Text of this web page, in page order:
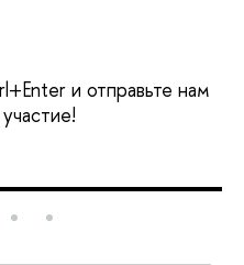
и отправьте нам